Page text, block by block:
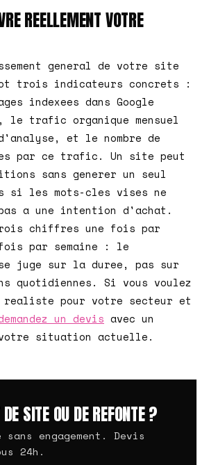
REELLEMENT VOTRE
general de votre site
trois indicateurs concrets :
indexees dans Google
le trafic organique mensuel
et le nombre de
par ce trafic. Un site peut
sans generer un seul
si les mots-cles vises ne
a une intention d'achat.
chiffres une fois par
par semaine : le
juge sur la duree, pas sur
quotidiennes. Si vous voulez
realiste pour votre secteur et
un devis avec un
situation actuelle.
SITE OU DE REFONTE ?
engagement. Devis
24h.